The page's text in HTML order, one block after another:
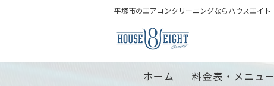
平塚市のエアコンクリーニングならハウスエイト
ホーム 料金表・メニュー